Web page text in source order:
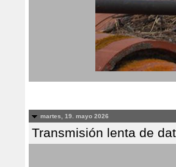
martes, 19. mayo 2026
Transmisión lenta de